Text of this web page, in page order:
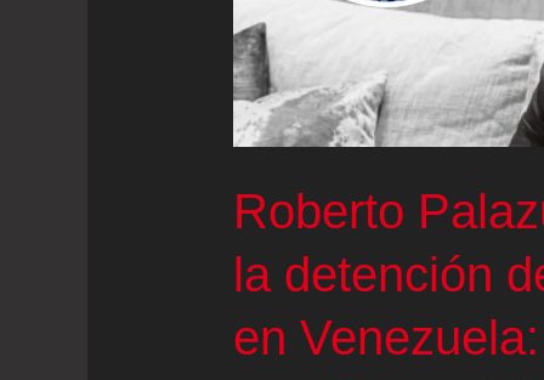
que
la
policía
esposó
agonizaba
Roberto
la detención
en